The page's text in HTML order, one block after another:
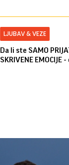
LJUBAV & VEZE
Da li ste SAMO
SKRIVENE EMOCIJE